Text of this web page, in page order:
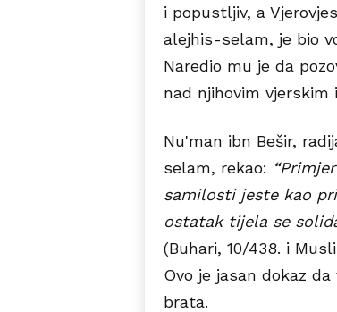
i popustljiv, a
alejhis-selam, je bio
Naredio mu je da
nad njihovim vjerskim
Nu'man ibn Bešir,
selam, rekao:
samilosti jeste kao
ostatak tijela se
(Buhari, 10/438. i
Ovo je jasan dokaz
brata.